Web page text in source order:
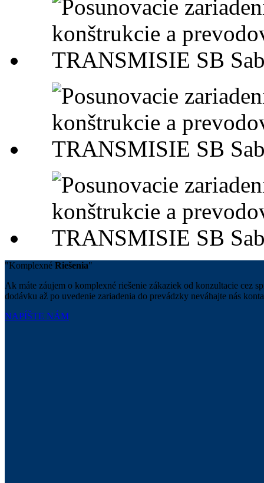
"Komplexné Riešenia"
Ak máte záujem o komplexné riešenie zákaziek od konzultacie cez
dodávku až po uvedenie zariadenia do prevádzky neváhajte nás
NAPÍŠTE NÁM